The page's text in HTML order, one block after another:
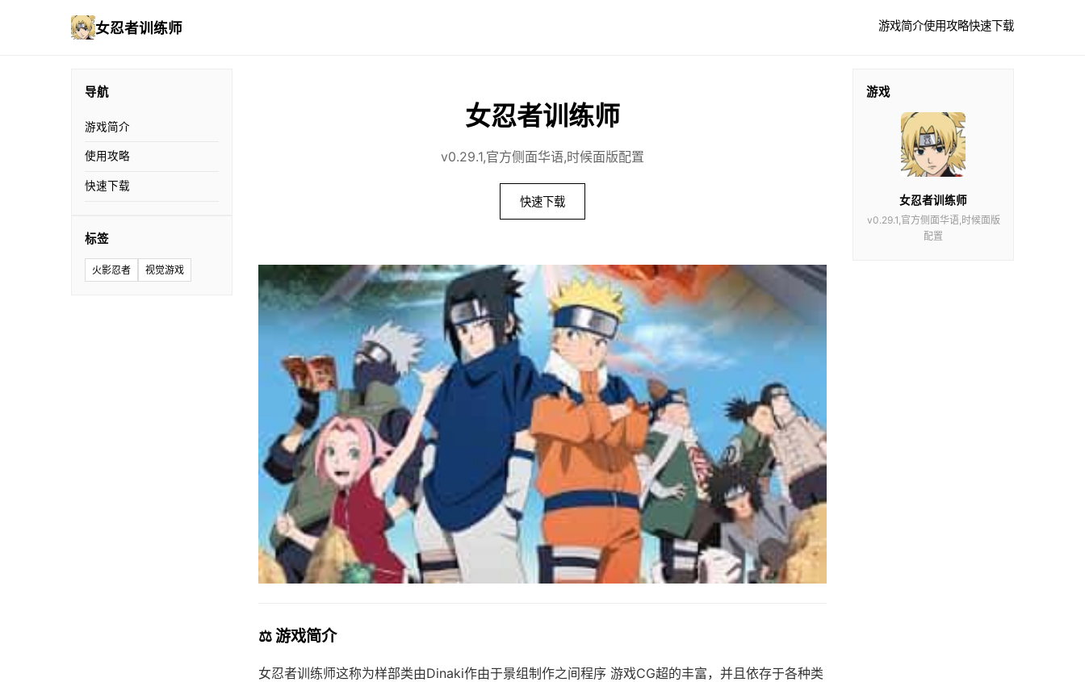
女忍者训练师 游戏简介使用攻略快速下载
导航
游戏简介
使用攻略
快速下载
标签
火影忍者 视觉游戏
女忍者训练师
v0.29.1,官方侧面华语,时候面版配置
快速下载
⚖️ 游戏简介
女忍者训练师这称为样部类由Dinaki作由于景组制作之间程序 游戏CG超的丰富，并且依存于各种类
游戏
女忍者训练师
v0.29.1,官方侧面华语,时候面版
配置